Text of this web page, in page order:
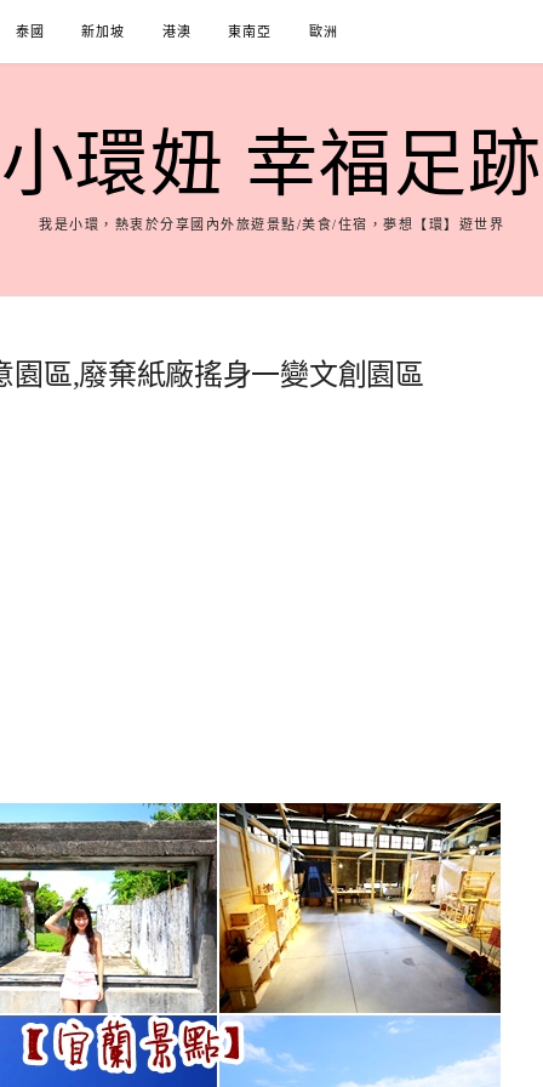
泰國 新加坡 港澳 東南亞 歐洲
小環妞 幸福足跡
我是小環，熱衷於分享國內外旅遊景點/美食/住宿，夢想【環】遊世界
區,廢棄紙廠搖身一變文創園區